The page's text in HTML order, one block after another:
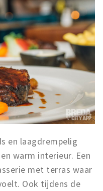
en laagdrempelig
warm interieur. Een
met terras waar
Ook tijdens de